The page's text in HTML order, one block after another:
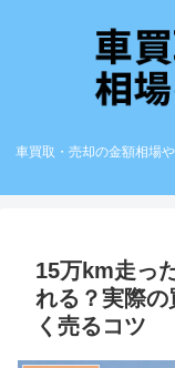
車買取・売却の金額相場
15万km走っ
れる？実際
く売るコツ